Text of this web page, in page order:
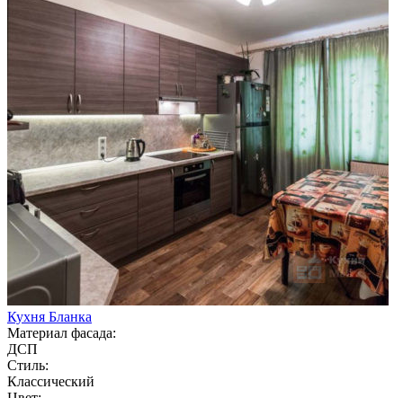
Кухня Бланка
Материал фасада:
ДСП
Стиль:
Классический